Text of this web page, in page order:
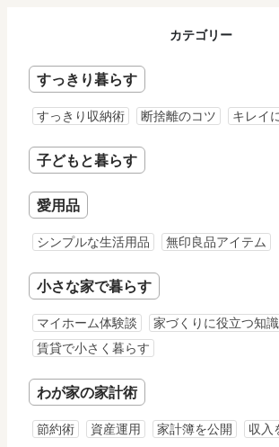
カテゴリー
すっきり暮らす
すっきり収納術 断捨離のコツ キレイ
子どもと暮らす
愛用品
シンプルな生活用品 無印良品アイテム
小さな家で暮らす
マイホーム体験談
家づくりに役立つ知識
賃貸で小さく暮らす
わが家の家計術
節約術 資産運用 家計簿を公開 収入